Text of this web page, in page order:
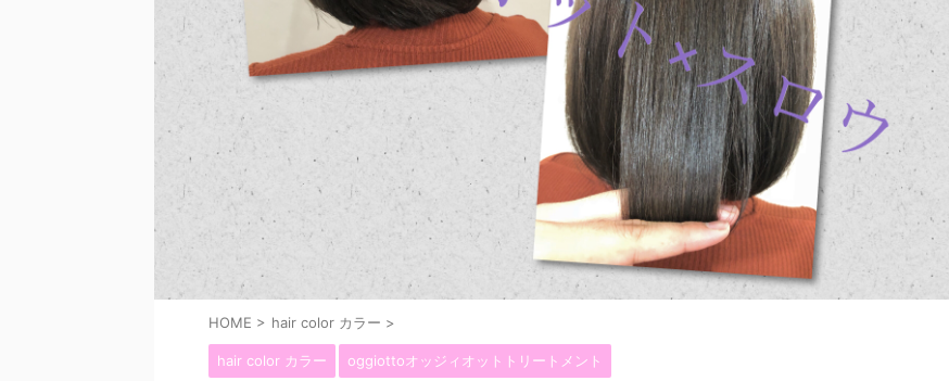
HOME > hair color カラー >
hair color カラー oggiottoオッジィオットトリートメント